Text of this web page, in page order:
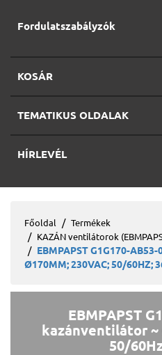
Fordulatszabályzók
KOSÁR
TEMATIKUS OLDALAK
HÍRLEVÉL
Főoldal
Termékek
KAZÁN ventilátorok
EBMPAPST G1G170-
Ø170MM; 230VAC; 50/60HZ;
EBMPAPST
kazánventilátor ~
50/